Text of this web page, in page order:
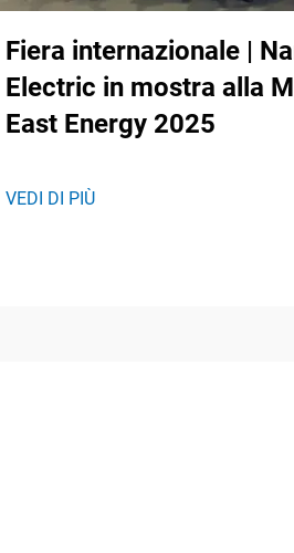
Fiera internazionale |
Electric in mostra alla
East Energy 2025
VEDI DI PIÙ